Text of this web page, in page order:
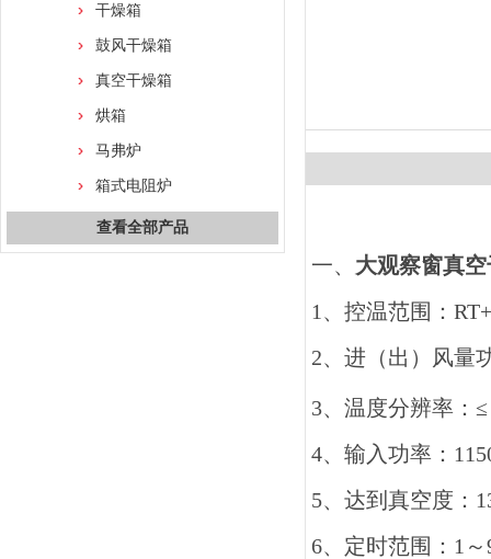
干燥箱
鼓风干燥箱
真空干燥箱
烘箱
马弗炉
箱式电阻炉
查看全部产品
一、 大观察窗真
1 、控温范围：
2、进（出）风量
3、温度分辨率：≤
4、输入功率：
5、达到真空度：
6、定时范围： 1 ～